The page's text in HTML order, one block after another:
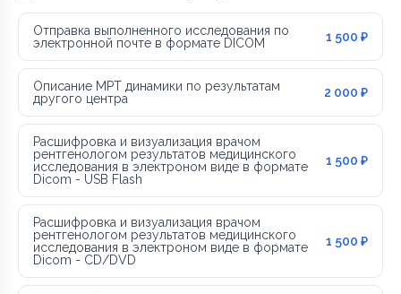
Отправка выполненного исследования по
электронной почте в формате DICOM
1 500 ₽
Описание МРТ динамики по результатам
другого центра
2 000 ₽
Расшифровка и визуализация врачом
рентгенологом результатов медицинского
исследования в электроном виде в формате
Dicom - USB Flash
1 500 ₽
Расшифровка и визуализация врачом
рентгенологом результатов медицинского
исследования в электроном виде в формате
Dicom - CD/DVD
1 500 ₽